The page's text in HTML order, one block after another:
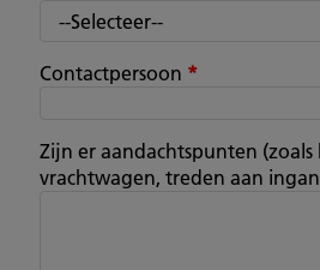
Contactpersoon *
Zijn er aandachtspunten
vrachtwagen, treden aan